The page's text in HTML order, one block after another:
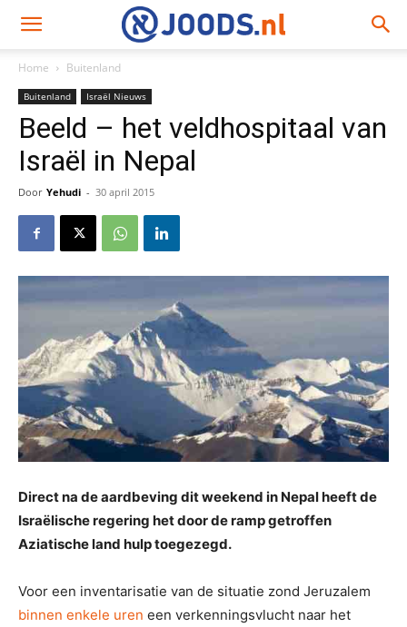
Home Buitenland
Buitenland Israël Nieuws
Beeld – het veldhospitaal van
Israël in Nepal
Door Yehudi - 30 april 2015
Direct na de aardbeving dit weekend in Nepal heeft de
Israëlische regering het door de ramp getroffen
Aziatische land hulp toegezegd.
Voor een inventarisatie van de situatie zond Jeruzalem
binnen enkele uren een verkenningsvlucht naar het